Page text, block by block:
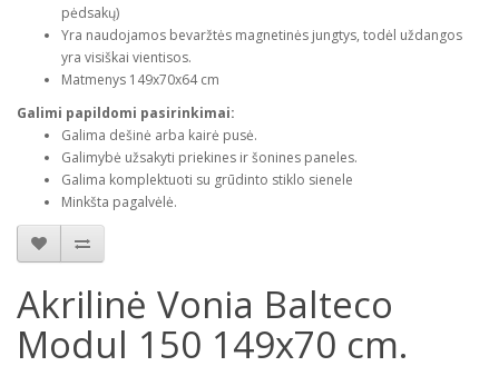
pėdsakų)
Yra naudojamos bevaržtės magnetinės jungtys, todėl uždangos
yra visiškai vientisos.
Matmenys 149x70x64 cm
Galimi papildomi pasirinkimai:
Galima dešinė arba kairė pusė.
Galimybė užsakyti priekines ir šonines paneles.
Galima komplektuoti su grūdinto stiklo sienele
Minkšta pagalvėlė.
Akrilinė Vonia Balteco
Modul 150 149x70 cm.